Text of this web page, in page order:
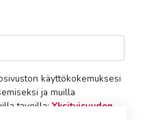
käyttökokemuksesi
ja muilla
tavoilla: Yksityisyyden